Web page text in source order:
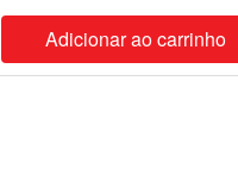
Adicionar ao carrinho